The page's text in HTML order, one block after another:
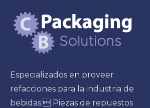
Especializados en proveer
refacciones para la industria de
bebidas. Piezas de repuestos